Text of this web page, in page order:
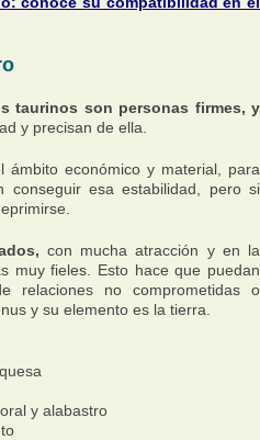
taurinos son personas firmes, y
y precisan de ella.
ámbito económico y material, para
conseguir esa estabilidad, pero si
con mucha atracción y en la
muy fieles. Esto hace que puedan
relaciones no comprometidas o
y su elemento es la tierra.
y alabastro